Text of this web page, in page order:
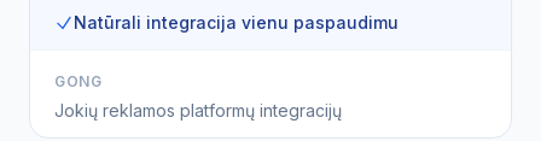
Natūrali integracija vienu paspaudimu
GONG
Jokių reklamos platformų integracijų